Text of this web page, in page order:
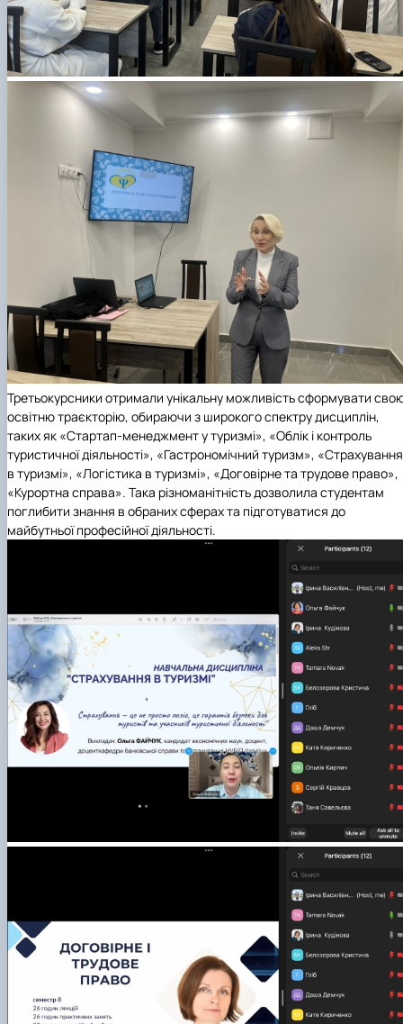
Третьокурсники отримали унікальну можливість сформувати
освітню траєкторію, обираючи з широкого спектру дисциплін,
таких як «Стартап-менеджмент у туризмі», «Облік і контроль
туристичної діяльності», «Гастрономічний туризм», «Страхування
в туризмі», «Логістика в туризмі», «Договірне та трудове право»,
«Курортна справа». Така різноманітність дозволила студентам
поглибити знання в обраних сферах та підготуватися до
майбутньої професійної діяльності.